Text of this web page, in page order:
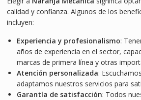
calidad y confianza. Algunos de los
incluyen:
Experiencia y profesionalismo:
años de experiencia en el sector,
marcas de primera línea y otras
Atención personalizada:
adaptamos nuestros servicios para
Garantía de satisfacción: Todos